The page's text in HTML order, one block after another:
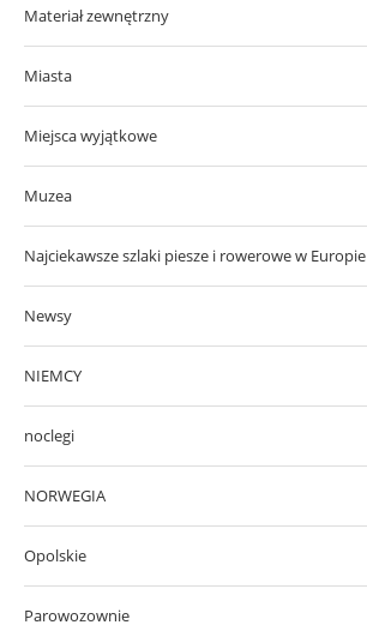
Materiał zewnętrzny
Miasta
Miejsca wyjątkowe
Muzea
Najciekawsze szlaki piesze i rowerowe w Europie
Newsy
NIEMCY
noclegi
NORWEGIA
Opolskie
Parowozownie